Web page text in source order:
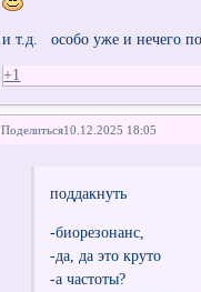
и т.д. особо уже и нечего
+1
Поделиться10.12.2025 18:05
поддакнуть
-биорезонанс,
-да, да это круто
-а частоты?